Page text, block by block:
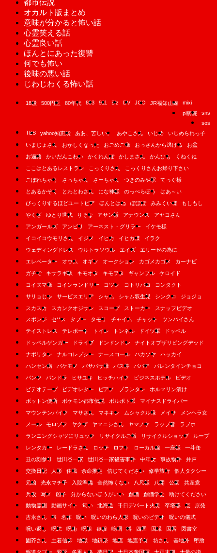
都市伝説
オカルト版まとめ
意味が分かると怖い話
心霊笑える話
心霊良い話
ほんとにあった復讐
何でも怖い
後味の悪い話
じわじわくる怖い話
18段 500円玉 80年代 893 911 B'z DV JCO JR福知山線
mixi
pl病院
sns
sos
TBS
yahoo知恵袋 ああ、苦しい。 あやこさん いじめ
いじめられっ子
いまじょさん
おかしくなった おごめご様 おっさんから逃げる
お盆
お遍路
かいだんこわい かくれんぼ かしまさん かんひも
くねくね
ここはとあるレストラン
こっくりさん
こっくりさんお帰り下さい
こぼれちゃう
さっちゃん さーちゃん つきのみや駅
てっぐ様
とあるかぞく
とわとわさん にな神様 のっぺらぼう
はあ～い
びっくりするほどユートピア
ほんとはね ぽぽぽ みみくい様
もしもし
やくざ
ゆとり世代 りそな アサン様 アナウンス
アヤコさん
アンガールズ
アンビリ アーネスト・グリラー
イケモ様
イコイコウモリさん
イジメ イヒカ イヒカ様
イラク
ウェディングドレス
ウルトラソウル エイズ
エリーゼの為に
エレベーター
オウム オギソ オークション カゴメカゴメ
カーナビ
ガチで
キサラギ駅 キモオタ キモヲタ ギャンブル
ケロイド
コイヌマ様
コインランドリー コツン コトリバコ
コンタクト
サリョじゃ
サービスエリア シャム シャム双生児 シンクロ
ジョジョ
スカスカ
スカンクオジサン スコープ ストーカー
スナッフビデオ
スポンジ
セ**ス タブー タモリ チャイム チャット
ツンバイさん
テイストレス
テレポート トイレ トンネル ドイツ軍
ドッペル
ドッペルゲンガー
ドライブ ドンドンドン
ナイトオブザリビングデッド
ナポリタン
ナルコレプシー ナースコール ハカソヤ
ハッカイ
ハンセン病
バケモノ バサバサ様 バス停 ババア
バレンタインチョコ
パンツ
パンドラ ヒサユキ ヒッチハイク ビジネスホテル
ビデオ
ビデオテープ
ビデオレター ピアノ プランタン
ホルマリン漬け
ボットン便所
ポケモン都市伝説 ポルポト派
マイナスドライバー
マウンテンバイク
マサさん マネキン ムシャクル様 メイサ
メンヘラ女
メール
モロゾフ ヤクザ ヤマニシさん ヤマノケ ラップ音
ラブホ
ランニングシャツにリュック
リサイクルご飯 リサイクルショップ
ループ
レンタカー
レードラさん ロッテ ロフト ローカル線 一座様
一斗缶
丑の刻参り
世田谷一家 世田谷一家殺害事件 中年女 事故物件
井戸
交換日記
人形 住職 余命推定 信じてください 修学旅行
個人タクシー
元凶
光永マチ子 入院準備 全然怖くない 八尺様 八開 公園
共産党
兵役
写メ 凶子 分からないほうがいい 創価 創価学会
助けてください
動物霊園
動画サイト 匂い 北海道 千日デパート火災 卒塔婆 厄
原発
吉永さん
吊 名作 呪い 呪いのわら人形 呪いのビデオ
呪いの儀式
呪い返し
呪法 呪術 呪詛 喪服 嗚咽 噂 四国 因縁 因習
図書室
固芥さん
土着信仰 地獄 地鎮祭 地震 地震予知 坊さん 基地外
堕胎